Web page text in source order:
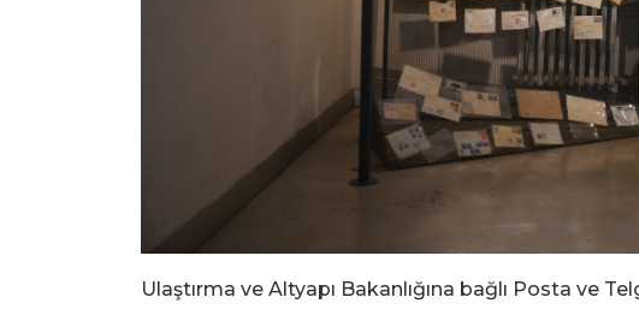
Ulaştırma ve Altyapı Bakanlığına bağlı Posta ve